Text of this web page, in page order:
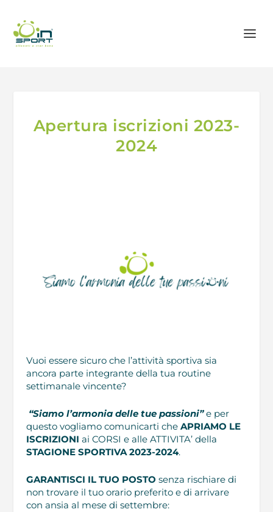
Apertura iscrizioni 2023-
2024
Vuoi essere sicuro che l’attività sportiva sia
ancora parte integrante della tua routine
settimanale vincente?
“Siamo l’armonia delle tue passioni”e per
questo vogliamo comunicarti che APRIAMO LE
ISCRIZIONI ai CORSI e alle ATTIVITA’ della
STAGIONE SPORTIVA 2023-2024.
GARANTISCI IL TUO POSTO senza rischiare di
non trovare il tuo orario preferito e di arrivare
con ansia al mese di settembre: